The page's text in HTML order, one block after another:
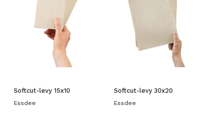
Softcut-levy 15x10
Essdee
Softcut-levy 30x20
Essdee